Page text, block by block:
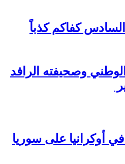
كفاكم كذباً
وصحيفته الرافد
أوكرانيا على سوريا